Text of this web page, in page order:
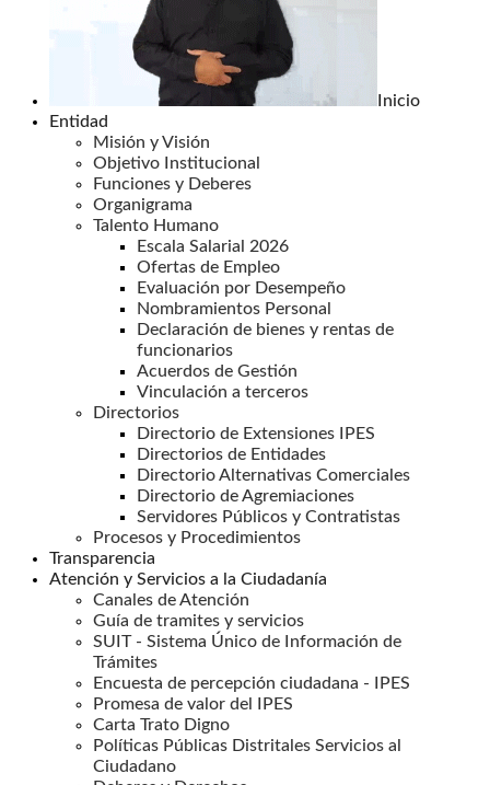
Inicio
Entidad
Misión y Visión
Objetivo Institucional
Funciones y Deberes
Organigrama
Talento Humano
Escala Salarial 2026
Ofertas de Empleo
Evaluación por Desempeño
Nombramientos Personal
Declaración de bienes y rentas de
funcionarios
Acuerdos de Gestión
Vinculación a terceros
Directorios
Directorio de Extensiones IPES
Directorios de Entidades
Directorio Alternativas Comerciales
Directorio de Agremiaciones
Servidores Públicos y Contratistas
Procesos y Procedimientos
Transparencia
Atención y Servicios a la Ciudadanía
Canales de Atención
Guía de tramites y servicios
SUIT - Sistema Único de Información de
Trámites
Encuesta de percepción ciudadana - IPES
Promesa de valor del IPES
Carta Trato Digno
Políticas Públicas Distritales Servicios al
Ciudadano